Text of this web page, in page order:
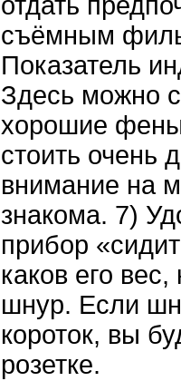
съёмным
Показатель
Здесь можно
хорошие
стоить очень
внимание на
знакома. 7)
прибор
каков его
шнур. Если
короток, вы
розетке.